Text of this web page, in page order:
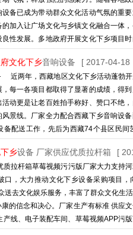
备已成为带动群众文化活动气氛的重
加入让广场文化与乡镇文化融合一体
性发展。多地政府开展文化下乡项目
文化下乡音响设备 [ 2017-04-18
近两年，西藏地区文化下乡活动蓬勃
每一各项目都取得了显著的成绩，得
动更是让老百姓拍手称好、赞口不绝
景线。厂家全力配合西藏下乡音响设
配送工作，先后为西藏74个县区民
乡设备 厂家供应优质拉杆箱 [
质拉杆箱草莓视频污污版厂家大力支持
口，大力推动文化下乡设备采购项目
去文化娱乐服务，丰富了群众文化生
的信念和决心。厂家生产有标准 供应
线、电子装配车间、草莓视频APP污